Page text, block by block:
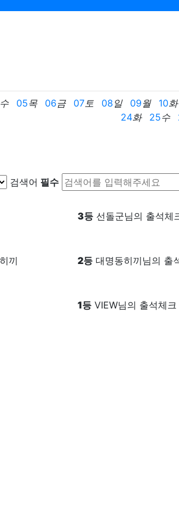
05목 06금 07토 08 일 09월 10화
24화 25수
검색어 필수
3등 선돌군님의 출석체
끼 2등 대명동히끼님의 출
1등 VIEW님의 출석체크